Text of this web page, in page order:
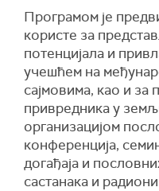
Програмом је
користе за
потенцијала и
учешћем на
сајмовима, као и
привредника у
организацијом
конференција,
догађаја и
састанака и